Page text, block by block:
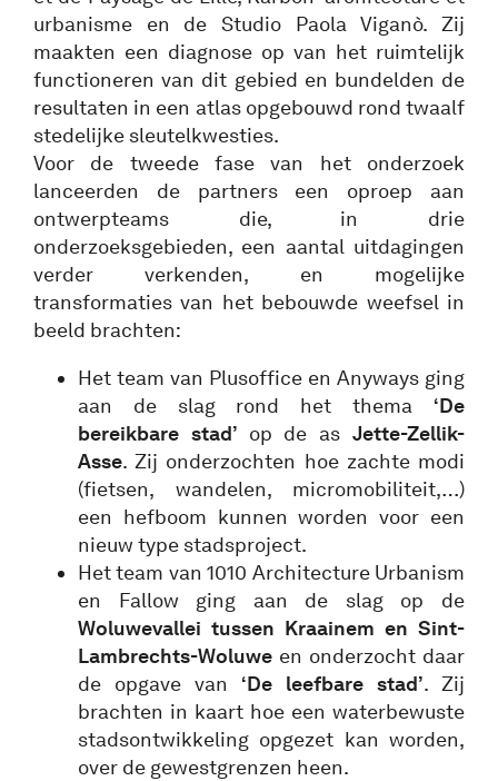
urbanisme en de Studio Paola Viganò. Zij
maakten een diagnose op van het ruimtelijk
functioneren van dit gebied en bundelden de
resultaten in een atlas opgebouwd rond twaalf
stedelijke sleutelkwesties.
Voor de tweede fase van het onderzoek
lanceerden de partners een oproep aan
ontwerpteams die, in drie
onderzoeksgebieden, een aantal uitdagingen
verder verkenden, en mogelijke
transformaties van het bebouwde weefsel in
beeld brachten:
Het team van Plusoffice en Anyways ging
aan de slag rond het thema ‘De
bereikbare stad’ op de asJette-Zellik-
Asse. Zij onderzochten hoe zachte modi
(fietsen, wandelen, micromobiliteit,…)
een hefboom kunnen worden voor een
nieuw type stadsproject.
Het team van 1010 Architecture Urbanism
en Fallow ging aan de slag op de
Woluwevallei tussen Kraainem en Sint-
Lambrechts-Woluwe en onderzocht daar
de opgave van ‘De leefbare stad’. Zij
brachten in kaart hoe een waterbewuste
stadsontwikkeling opgezet kan worden,
over de gewestgrenzen heen.